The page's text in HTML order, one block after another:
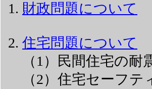
財政問題について
住宅問題について
（1）民間住宅の
（2）住宅セーフ